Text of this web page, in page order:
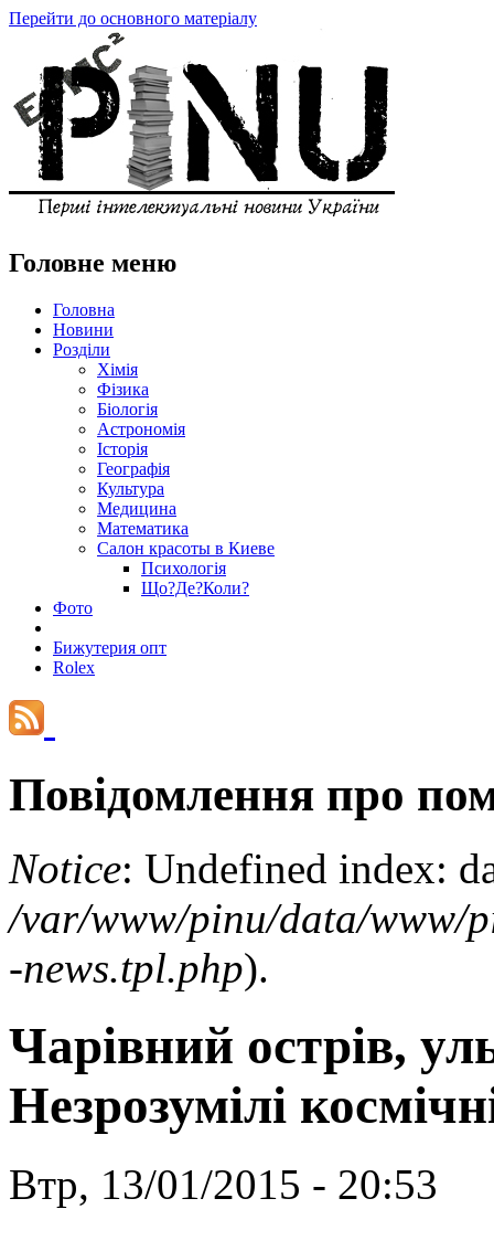
Перейти до основного матеріалу
Головне меню
Головна
Новини
Розділи
Хімія
Фізика
Біологія
Астрономія
Історія
Географія
Культура
Медицина
Математика
Салон красоты в Киеве
Психологія
Що?Де?Коли?
Фото
Бижутерия опт
Rolex
Повідомлення про
Notice: Undefined index:
/var/www/pinu/data/www/
-news.tpl.php).
Чарівний острів,
Незрозумілі
Втр, 13/01/2015 - 20:53